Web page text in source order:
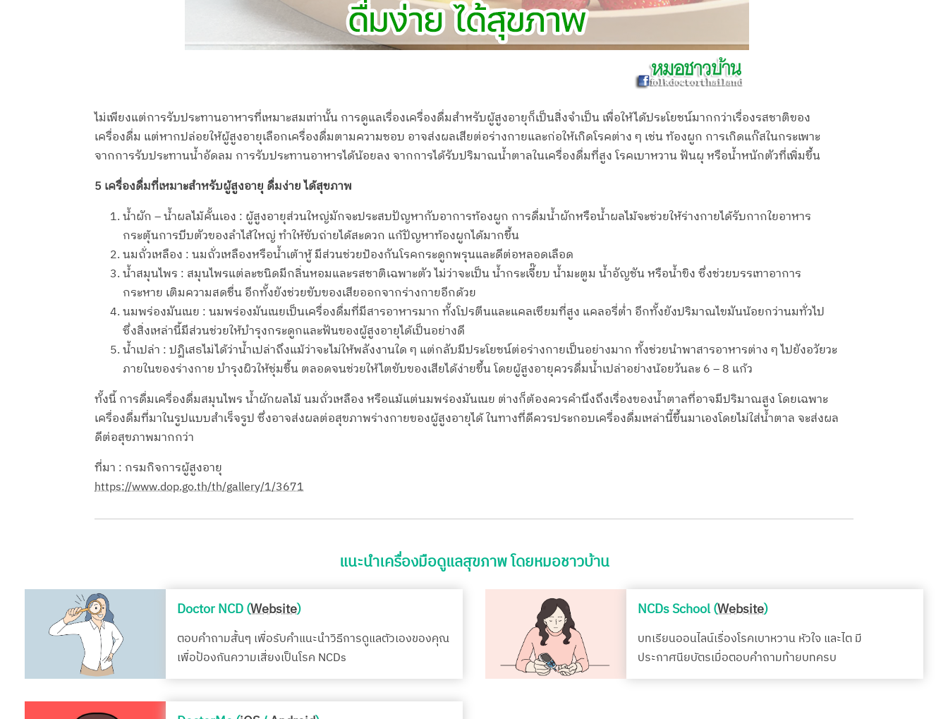
ไม่เพียงแต่การรับประทานอาหารที่เหมาะสมเท่านั้น การดูแลเรื่องเครื่องดื่มสำหรับผู้สูงอายุก็เป็นสิ่งจำเป็น เพื่อให้ได้ประโยชน์มากกว่าเรื่องรสชาติของ
เครื่องดื่ม แต่หากปล่อยให้ผู้สูงอายุเลือกเครื่องดื่มตามความชอบ อาจส่งผลเสียต่อร่างกายและก่อให้เกิดโรคต่าง ๆ เช่น ท้องผูก การเกิดแก๊สในกระเพาะ
จากการรับประทานน้ำอัดลม การรับประทานอาหารได้น้อยลง จากการได้รับปริมาณน้ำตาลในเครื่องดื่มที่สูง โรคเบาหวาน ฟันผุ หรือน้ำหนักตัวที่เพิ่มขึ้น
5 เครื่องดื่มที่เหมาะสำหรับผู้สูงอายุ ดื่มง่าย ได้สุขภาพ
น้ำผัก – น้ำผลไม้คั้นเอง : ผู้สูงอายุส่วนใหญ่มักจะประสบปัญหากับอาการท้องผูก การดื่มน้ำผักหรือน้ำผลไม้จะช่วยให้ร่างกายได้รับกากใยอาหาร
กระตุ้นการบีบตัวของลำไส้ใหญ่ ทำให้ขับถ่ายได้สะดวก แก้ปัญหาท้องผูกได้มากขึ้น
นมถั่วเหลือง : นมถั่วเหลืองหรือน้ำเต้าหู้ มีส่วนช่วยป้องกันโรคกระดูกพรุนและดีต่อหลอดเลือด
น้ำสมุนไพร : สมุนไพรแต่ละชนิดมีกลิ่นหอมและรสชาติเฉพาะตัว ไม่ว่าจะเป็น น้ำกระเจี๊ยบ น้ำมะตูม น้ำอัญชัน หรือน้ำขิง ซึ่งช่วยบรรเทาอาการ
กระหาย เติมความสดชื่น อีกทั้งยังช่วยขับของเสียออกจากร่างกายอีกด้วย
นมพร่องมันเนย : นมพร่องมันเนยเป็นเครื่องดื่มที่มีสารอาหารมาก ทั้งโปรตีนและแคลเซียมที่สูง แคลอรี่ต่ำ อีกทั้งยังปริมาณไขมันน้อยกว่านมทั่วไป
ซึ่งสิ่งเหล่านี้มีส่วนช่วยให้บำรุงกระดูกและฟันของผู้สูงอายุได้เป็นอย่างดี
น้ำเปล่า : ปฏิเสธไม่ได้ว่าน้ำเปล่าถึงแม้ว่าจะไม่ให้พลังงานใด ๆ แต่กลับมีประโยชน์ต่อร่างกายเป็นอย่างมาก ทั้งช่วยนำพาสารอาหารต่าง ๆ ไปยังอวัยวะ
ภายในของร่างกาย บำรุงผิวให้ชุ่มชื้น ตลอดจนช่วยให้ไตขับของเสียได้ง่ายขึ้น โดยผู้สูงอายุควรดื่มน้ำเปล่าอย่างน้อยวันละ 6 – 8 แก้ว
ทั้งนี้ การดื่มเครื่องดื่มสมุนไพร น้ำผักผลไม้ นมถั่วเหลือง หรือแม้แต่นมพร่องมันเนย ต่างก็ต้องควรคำนึงถึงเรื่องของน้ำตาลที่อาจมีปริมาณสูง โดยเฉพาะ
เครื่องดื่มที่มาในรูปแบบสำเร็จรูป ซึ่งอาจส่งผลต่อสุขภาพร่างกายของผู้สูงอายุได้ ในทางที่ดีควรประกอบเครื่องดื่มเหล่านี้ขึ้นมาเองโดยไม่ใส่น้ำตาล จะส่งผล
ดีต่อสุขภาพมากกว่า
ที่มา : กรมกิจการผู้สูงอายุ
https://www.dop.go.th/th/gallery/1/3671
แนะนำเครื่องมือดูแลสุขภาพ โดยหมอชาวบ้าน
Doctor NCD (Website)
ตอบคำถามสั้นๆ เพื่อรับคำแนะนำวิธีการดูแลตัวเองของคุณ
เพื่อป้องกันความเสี่ยงเป็นโรค NCDs
NCDs School (Website)
บทเรียนออนไลน์เรื่องโรคเบาหวาน หัวใจ และไต มี
ประกาศนียบัตรเมื่อตอบคำถามท้ายบทครบ